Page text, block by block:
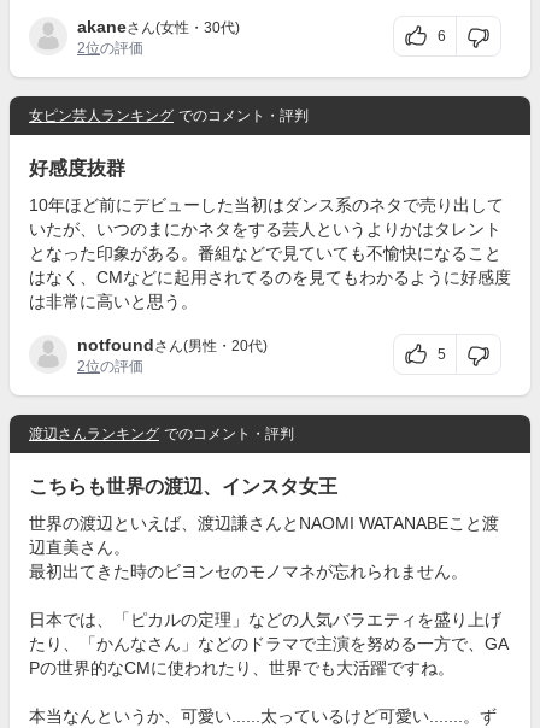
akaneさん(女性・30代)
2位の評価
6
女ピン芸人ランキング でのコメント・評判
好感度抜群
10年ほど前にデビューした当初はダンス系のネタで売り出して
いたが、いつのまにかネタをする芸人というよりかはタレント
となった印象がある。番組などで見ていても不愉快になること
はなく、CMなどに起用されてるのを見てもわかるように好感度
は非常に高いと思う。
notfoundさん(男性・20代)
2位の評価
5
渡辺さんランキング でのコメント・評判
こちらも世界の渡辺、インスタ女王
世界の渡辺といえば、渡辺謙さんとNAOMI WATANABEこと渡
辺直美さん。
最初出てきた時のビヨンセのモノマネが忘れられません。
日本では、「ピカルの定理」などの人気バラエティを盛り上げ
たり、「かんなさん」などのドラマで主演を努める一方で、GA
Pの世界的なCMに使われたり、世界でも大活躍ですね。
本当なんというか、可愛い......太っているけど可愛い.......。ず